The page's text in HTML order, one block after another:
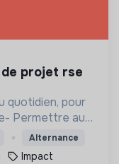
quotidien, pour
Permettre aux
transition
Alternance
Impact